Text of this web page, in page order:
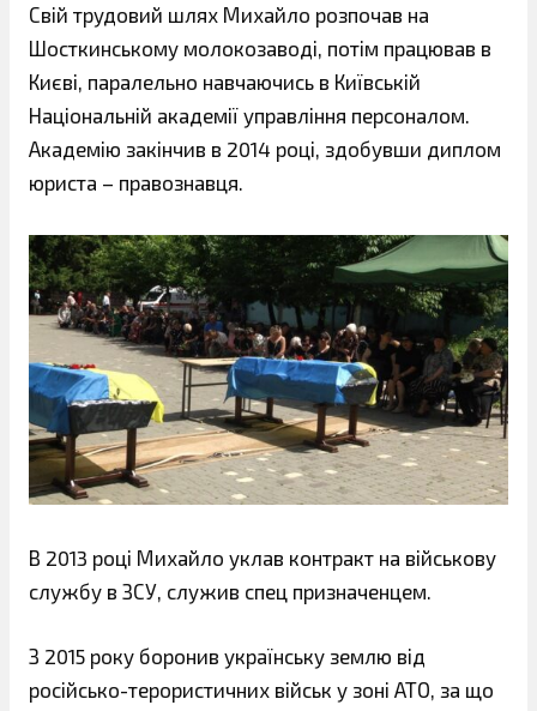
Свій трудовий шлях Михайло розпочав на
Шосткинському молокозаводі, потім працював в
Києві, паралельно навчаючись в Київській
Національній академії управління персоналом.
Академію закінчив в 2014 році, здобувши диплом
юриста – правознавця.
В 2013 році Михайло уклав контракт на військову
службу в ЗСУ, служив спец призначенцем.
З 2015 року боронив українську землю від
російсько-терористичних військ у зоні АТО, за що